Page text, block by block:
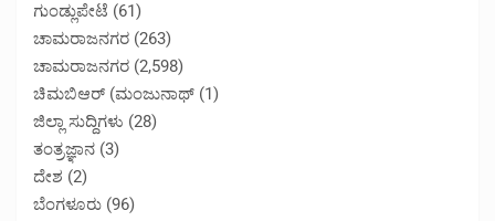
ಗುಂಡ್ಲುಪೇಟೆ (61)
ಚಾಮರಾಜನಗರ (263)
ಚಾಮರಾಜನಗರ (2,598)
ಚಿಮಬಿಆರ್ (ಮಂಜುನಾಥ್ (1)
ಜಿಲ್ಲಾ ಸುದ್ದಿಗಳು (28)
ತಂತ್ರಜ್ಞಾನ (3)
ದೇಶ (2)
ಬೆಂಗಳೂರು (96)